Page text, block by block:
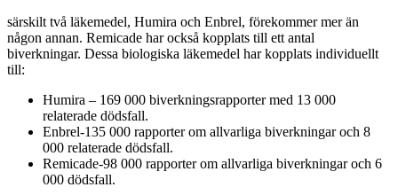
särskilt två läkemedel, Humira och Enbrel, förekommer mer än
någon annan. Remicade har också kopplats till ett antal
biverkningar. Dessa biologiska läkemedel har kopplats individuellt
till:
Humira – 169 000 biverkningsrapporter med 13 000
relaterade dödsfall.
Enbrel-135 000 rapporter om allvarliga biverkningar och 8
000 relaterade dödsfall.
Remicade-98 000 rapporter om allvarliga biverkningar och 6
000 dödsfall.